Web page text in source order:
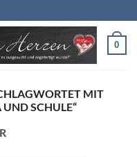
0
MIT
UND SCHULE“